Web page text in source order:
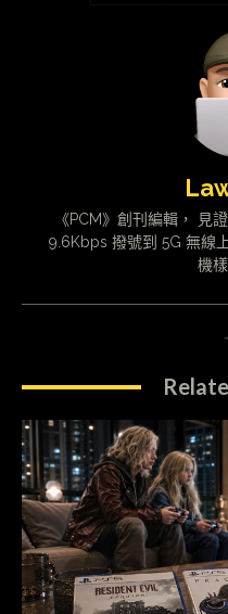
《PCM》創刊編輯， 見
9.6Kbps 撥號到 5G 無線
機